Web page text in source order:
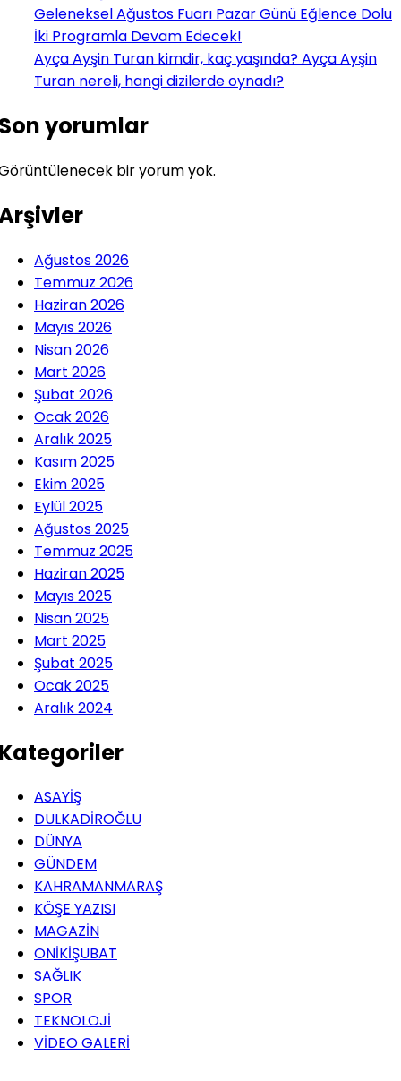
Geleneksel Ağustos Fuarı Pazar Günü Eğlence Dolu
İki Programla Devam Edecek!
Ayça Ayşin Turan kimdir, kaç yaşında? Ayça Ayşin
Turan nereli, hangi dizilerde oynadı?
yorumlar
bir yorum yok.
Ağustos 2026
Temmuz 2026
Haziran 2026
Mayıs 2026
Nisan 2026
Mart 2026
Şubat 2026
Ocak 2026
Aralık 2025
Kasım 2025
Ekim 2025
Eylül 2025
Ağustos 2025
Temmuz 2025
Haziran 2025
Mayıs 2025
Nisan 2025
Mart 2025
Şubat 2025
Ocak 2025
Aralık 2024
ASAYİŞ
DULKADİROĞLU
DÜNYA
GÜNDEM
KAHRAMANMARAŞ
KÖŞE YAZISI
MAGAZİN
ONİKİŞUBAT
SAĞLIK
SPOR
TEKNOLOJİ
VİDEO GALERİ